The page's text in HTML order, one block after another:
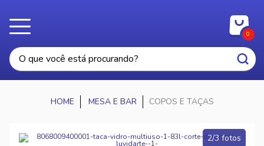
0
MESA E BAR COPOS E TAÇAS
2/3 fotos